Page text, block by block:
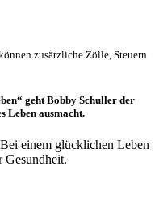
zusätzliche Zölle, Steuern
geht Bobby Schuller der
Leben ausmacht.
einem glücklichen Leben
Gesundheit.